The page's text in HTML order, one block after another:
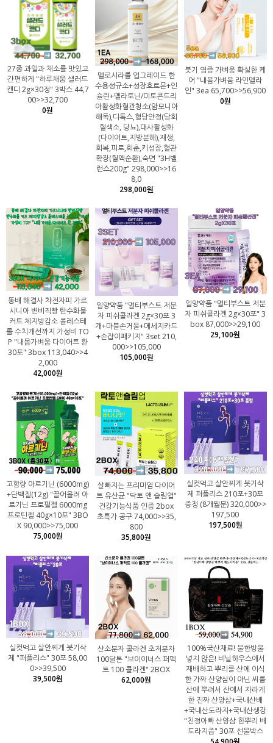
27종 과일과 채소를 맛있고
간편하게 "하루채움 샐러드
캔디 2g×30정" 3박스 44,7
00>>32,700
0원
멜로시라를 업그레이드 한
수용성규소+성장호르몬+인
슐린+멜라토닌/미토콘드리
아활성화혈관청소(암모니아
해독),디톡스,혈당안정(당회
혈색소, 당뇨),대사활성화
(다이어트,지방분해),재생,
회복,피로,회춘,키성장,혈관
확장(혈액순환),숙면 "3H밸
런스200g" 298,000>>16
8,0
298,000원
붓기 염증 가벼움 확실한 케
어 "내몸가벼움 라인멜라
인" 3ea 65,700>>56,900
0원
똥배 해결사 차전자피 가르
시니아 변비직빵 탄수화물
커트 체지방감소 콜레스테
롤 수치개선까지 가성비 TO
P "내몸가벼움 다이어트 환
30포" 3box 113,040>>4
2,000
42,000원
일양약품 "멀티부스트 저분
자 피쉬콜라겐 2g×30포 3
개+마블손거울+메세지카드
+손잡이패키지" 3set 210,
000>>105,000
105,000원
일양약품 "멀티부스트 저분
자 피쉬콜라겐 2g×30포" 3
box 87,000>>29,100
29,100원
고함량 아르기닌 (6000mg)
+단백질(12g) "끌어올려 아
르기닌 프로필젤 6000mg
프로틴젤 40g×10포" 3BO
X 90,000>>75,000
75,000원
살빠지는 프리미엄 다이어
트 유산균 "닥토 앤 슬림업"
건강기능식품 인증 2box
초특가 공구 74,000>>35,
800
35,800원
실컷먹고 살안찌게 붓기삭
제 퍼플리스 210포+30포
증정 (8개월분) 320,000>>
197,500
197,500원
실컷먹고 살안찌게 붓기삭
제 "퍼플리스" 30포 58,00
0>>39,500
39,500원
산소분자 콜라겐 초저분자
100달톤 "브이이너스 퍼펙
트 100 콜라겐" 2BOX
62,000원
100%국산재료! 물한방울
넣지 않은! 비닐하우스에서
재배하고 뿌리를 산에 이식
한 가짜 산양삼이 아닌 씨를
산에 뿌려서 산에서 자라게
한 진짜 산양삼+국내산배
+국내산도라지+국내산생강
"친정아빠 산양삼 한뿌리 배
도라지즙" 30포 선물박스